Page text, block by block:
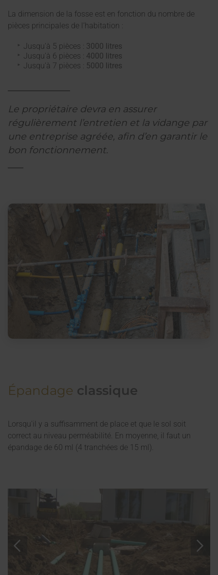
La dimension de la fosse est en fonction du nombre de
pièces principales de l’habitation :
Jusqu'à 5 pièces : 3000 litres
Jusqu'à 6 pièces : 4000 litres
Jusqu'à 7 pièces : 5000 litres
Le propriétaire devra en assurer
régulièrement l’entretien et la vidange par
une entreprise agréée, afin d’en garantir le
bon fonctionnement.
Épandage classique
Lorsqu'il y a suffisamment de place et que le sol soit
correct au niveau perméabilité. En moyenne, il faut un
épandage de 60 ml (4 tranchées de 15 ml).